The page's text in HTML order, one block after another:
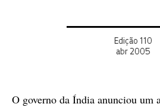
Edição 110
abr 2005
O governo da Índia anunciou um